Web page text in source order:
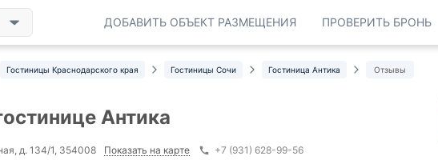
ПРОВЕРИТЬ БРОНЬ
ДОБАВИТЬ ОБЪЕКТ РАЗМЕЩЕНИЯ
Гостиницы Краснодарского края Гостиницы Сочи Гостиница Антика Отзывы
Антика
д. 134/1, 354008 Показать на карте +7 (931) 628-99-56